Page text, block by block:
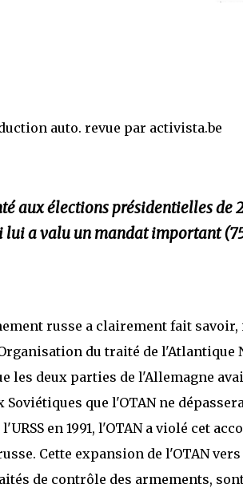
auto. revue par activista.be
aux élections présidentielles de
lui a valu un mandat important
russe a clairement fait savoir,
du traité de l'Atlantique
les deux parties de l'Allemagne
que l'OTAN ne
en 1991, l'OTAN a violé cet
Cette expansion de l'OTAN
de contrôle des armements,